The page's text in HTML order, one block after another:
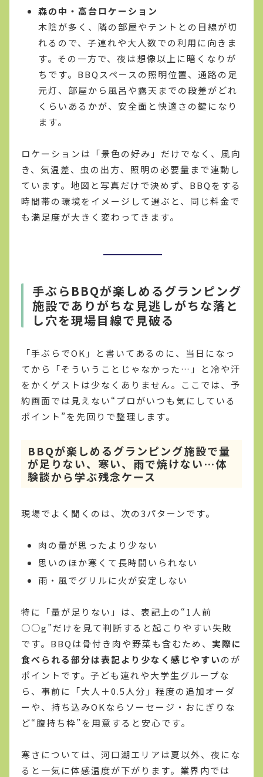
森の中・高台ロケーション
木陰が多く、隣の部屋やテントとの目線が切
れるので、子連れや大人数での利用に向きま
す。その一方で、夜は想像以上に暗くなりが
ちです。BBQスペースの照明位置、通路の足
元灯、部屋から風呂や露天までの段差がどれ
くらいあるかが、安全面と快適さの鍵になり
ます。
ロケーションは「景色の好み」だけでなく、風向
き、気温差、虫の出方、照明の必要量まで連動し
ています。地図と写真だけで決めず、BBQをする
時間帯の環境をイメージして選ぶと、同じ料金で
も満足度が大きく変わってきます。
手ぶらBBQが楽しめるグランピング
施設でありがちな見逃しがちな落と
し穴を現場目線で見破る
「手ぶらでOK」と書いてあるのに、当日になっ
てから「そういうことじゃなかった…」と冷や汗
をかくゲストは少なくありません。ここでは、予
約画面では見えない“プロがいつも気にしている
ポイント”を先回りで整理します。
BBQが楽しめるグランピング施設で量
が足りない、寒い、雨で焼けない…体
験談から学ぶ残念ケース
現場でよく聞くのは、次の3パターンです。
肉の量が思ったより少ない
思いのほか寒くて長時間いられない
雨・風でグリルに火が安定しない
特に「量が足りない」は、表記上の“1人前
○○g”だけを見て判断すると起こりやすい失敗
です。BBQは骨付き肉や野菜も含むため、 実際に
食べられる部分は表記より少なく感じやすいのが
ポイントです。子ども連れや大学生グループな
ら、事前に「大人＋0.5人分」程度の追加オーダ
ーや、持ち込みOKならソーセージ・おにぎりな
ど“腹持ち枠”を用意すると安心です。
寒さについては、河口湖エリアは夏以外、夜にな
ると一気に体感温度が下がります。業界内では